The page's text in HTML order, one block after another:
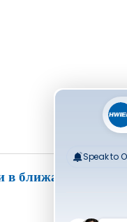
ближайшее время”.